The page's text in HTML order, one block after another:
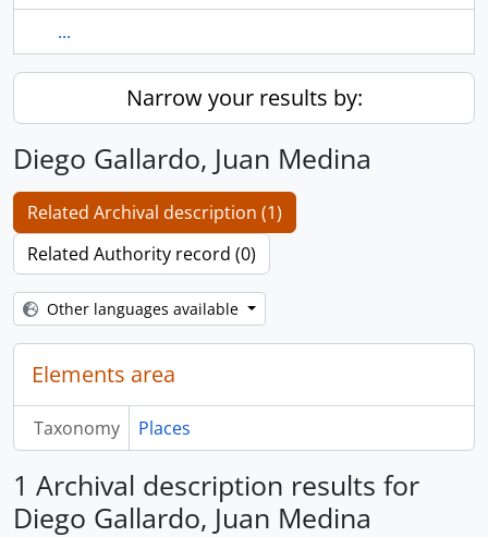
...
Narrow your results by:
Diego Gallardo, Juan Medina
Related Archival description (1)
Related Authority record (0)
Other languages available
Elements area
Taxonomy Places
1 Archival description results for
Diego Gallardo, Juan Medina